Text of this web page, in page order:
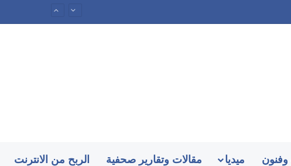
ميديا مقالات وتقارير صحفية الربح من الانترنت